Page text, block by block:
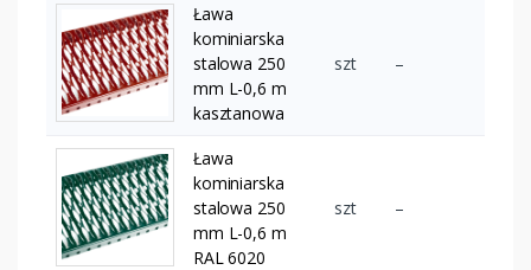
Ława
kominiarska
stalowa 250
mm L-0,6 m
kasztanowa
szt –
Ława
kominiarska
stalowa 250
mm L-0,6 m
RAL 6020
szt –